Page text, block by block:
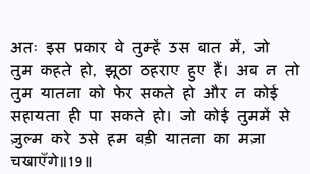
अतः इस प्रकार वे तुम्हें उस बात में, जो
तुम कहते हो, झूठा ठहराए हुए हैं। अब न तो
तुम यातना को फेर सकते हो और न कोई
सहायता ही पा सकते हो। जो कोई तुममें से
ज़ुल्म करे उसे हम बड़ी यातना का मज़ा
चखाएँगे॥19॥